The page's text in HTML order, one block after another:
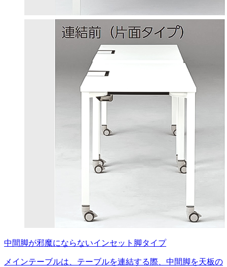
中間脚が邪魔にならないインセット脚タイプ
メインテーブルは、テーブルを連結する際、中間脚を天板の